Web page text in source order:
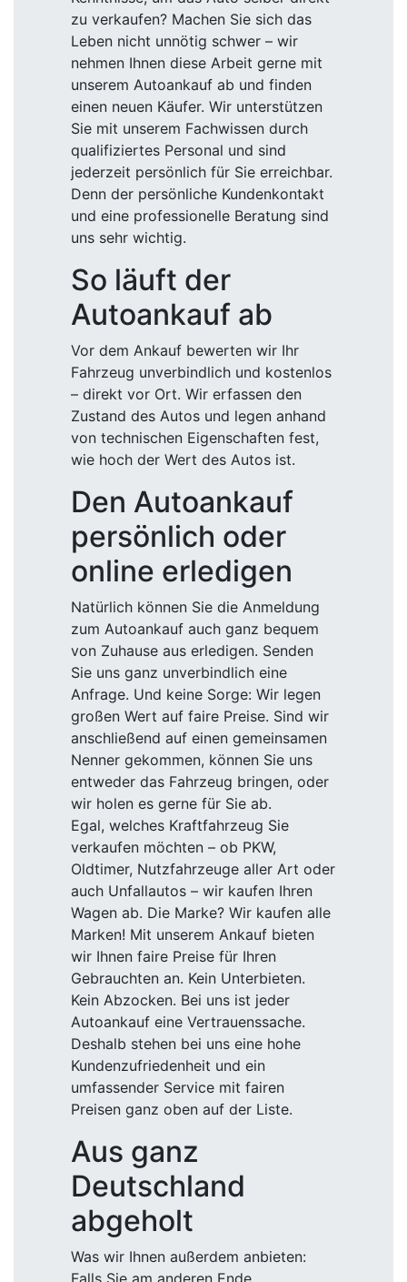
zu verkaufen? Machen Sie sich das
Leben nicht unnötig schwer – wir
nehmen Ihnen diese Arbeit gerne mit
unserem Autoankauf ab und finden
einen neuen Käufer. Wir unterstützen
Sie mit unserem Fachwissen durch
qualifiziertes Personal und sind
jederzeit persönlich für Sie erreichbar.
Denn der persönliche Kundenkontakt
und eine professionelle Beratung sind
uns sehr wichtig.
So läuft der
Autoankauf ab
Vor dem Ankauf bewerten wir Ihr
Fahrzeug unverbindlich und kostenlos
– direkt vor Ort. Wir erfassen den
Zustand des Autos und legen anhand
von technischen Eigenschaften fest,
wie hoch der Wert des Autos ist.
Den Autoankauf
persönlich oder
online erledigen
Natürlich können Sie die Anmeldung
zum Autoankauf auch ganz bequem
von Zuhause aus erledigen. Senden
Sie uns ganz unverbindlich eine
Anfrage. Und keine Sorge: Wir legen
großen Wert auf faire Preise. Sind wir
anschließend auf einen gemeinsamen
Nenner gekommen, können Sie uns
entweder das Fahrzeug bringen, oder
wir holen es gerne für Sie ab.
Egal, welches Kraftfahrzeug Sie
verkaufen möchten – ob PKW,
Oldtimer, Nutzfahrzeuge aller Art oder
auch Unfallautos – wir kaufen Ihren
Wagen ab. Die Marke? Wir kaufen alle
Marken! Mit unserem Ankauf bieten
wir Ihnen faire Preise für Ihren
Gebrauchten an. Kein Unterbieten.
Kein Abzocken. Bei uns ist jeder
Autoankauf eine Vertrauenssache.
Deshalb stehen bei uns eine hohe
Kundenzufriedenheit und ein
umfassender Service mit fairen
Preisen ganz oben auf der Liste.
Aus ganz
Deutschland
abgeholt
Was wir Ihnen außerdem anbieten:
Falls Sie am anderen Ende